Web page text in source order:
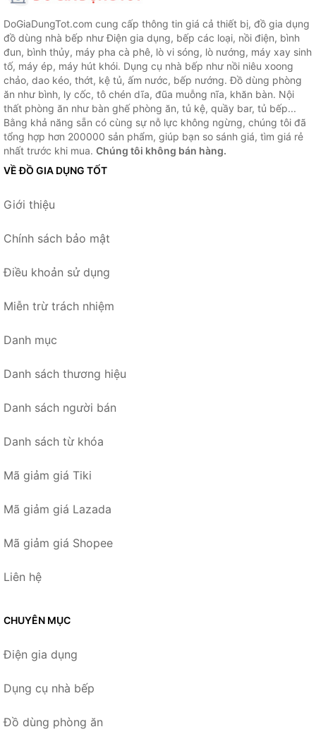
DoGiaDungTot.com cung cấp thông tin giá cả thiết bị, đồ gia dụng
đồ dùng nhà bếp như Điện gia dụng, bếp các loại, nồi điện, bình
đun, bình thủy, máy pha cà phê, lò vi sóng, lò nướng, máy xay sinh
tố, máy ép, máy hút khói. Dụng cụ nhà bếp như nồi niêu xoong
chảo, dao kéo, thớt, kệ tủ, ấm nước, bếp nướng. Đồ dùng phòng
ăn như bình, ly cốc, tô chén dĩa, đũa muỗng nĩa, khăn bàn. Nội
thất phòng ăn như bàn ghế phòng ăn, tủ kệ, quầy bar, tủ bếp...
Bằng khả năng sẵn có cùng sự nỗ lực không ngừng, chúng tôi đã
tổng hợp hơn 200000 sản phẩm, giúp bạn so sánh giá, tìm giá rẻ
nhất trước khi mua. Chúng tôi không bán hàng.
VỀ ĐỒ GIA DỤNG TỐT
Giới thiệu
Chính sách bảo mật
Điều khoản sử dụng
Miễn trừ trách nhiệm
Danh mục
Danh sách thương hiệu
Danh sách người bán
Danh sách từ khóa
Mã giảm giá Tiki
Mã giảm giá Lazada
Mã giảm giá Shopee
Liên hệ
CHUYÊN MỤC
Điện gia dụng
Dụng cụ nhà bếp
Đồ dùng phòng ăn